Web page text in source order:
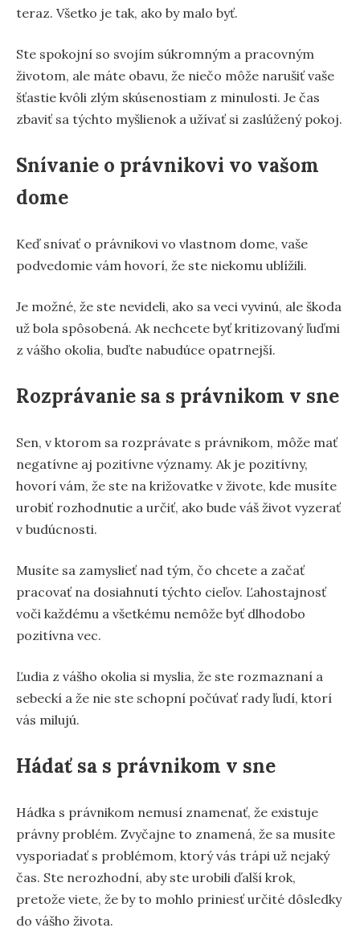
teraz. Všetko je tak, ako by malo byť.
Ste spokojní so svojím súkromným a pracovným
životom, ale máte obavu, že niečo môže narušiť vaše
šťastie kvôli zlým skúsenostiam z minulosti. Je čas
zbaviť sa týchto myšlienok a užívať si zaslúžený pokoj.
Snívanie o právnikovi vo vašom
dome
Keď snívať o právnikovi vo vlastnom dome, vaše
podvedomie vám hovorí, že ste niekomu ublížili.
Je možné, že ste nevideli, ako sa veci vyvinú, ale škoda
už bola spôsobená. Ak nechcete byť kritizovaný ľuďmi
z vášho okolia, buďte nabudúce opatrnejší.
Rozprávanie sa s právnikom v sne
Sen, v ktorom sa rozprávate s právnikom, môže mať
negatívne aj pozitívne významy. Ak je pozitívny,
hovorí vám, že ste na križovatke v živote, kde musíte
urobiť rozhodnutie a určiť, ako bude váš život vyzerať
v budúcnosti.
Musíte sa zamyslieť nad tým, čo chcete a začať
pracovať na dosiahnutí týchto cieľov. Ľahostajnosť
voči každému a všetkému nemôže byť dlhodobo
pozitívna vec.
Ľudia z vášho okolia si myslia, že ste rozmaznaní a
sebeckí a že nie ste schopní počúvať rady ľudí, ktorí
vás milujú.
Hádať sa s právnikom v sne
Hádka s právnikom nemusí znamenať, že existuje
právny problém. Zvyčajne to znamená, že sa musíte
vysporiadať s problémom, ktorý vás trápi už nejaký
čas. Ste nerozhodní, aby ste urobili ďalší krok,
pretože viete, že by to mohlo priniesť určité dôsledky
do vášho života.